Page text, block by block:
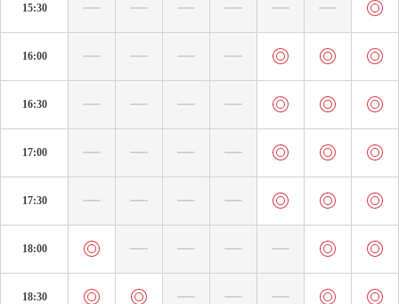
15:30
16:00
16:30
17:00
17:30
18:00
18:30